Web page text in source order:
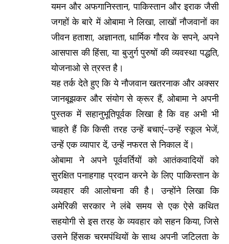
यमन और अफगानिस्तान, पाकिस्तान और इराक जैसी
जगहों के बारे में ओबामा ने लिखा, लाखों नौजवानों का
जीवन हताशा, अज्ञानता, धार्मिक गौरव के सपने, अपने
आसपास की हिंसा, या बुजुर्ग पुरुषों की व्यवस्था पद्धति,
योजनाओ से त्रस्त है।
यह तर्क देते हुए कि ये नौजवान खतरनाक और अक्सर
जानबूझकर और संयोग से क्रूर हैं, ओबामा ने अपनी
पुस्तक में सहानुभूतिपूर्वक लिखा है कि वह अभी भी
चाहते हैं कि किसी तरह उन्हें बचाएं-उन्हें स्कूल भेजें,
उन्हें एक व्यापार दें, उन्हें नफरत से निकाल दें।
ओबामा ने अपने पूर्ववर्तियों को आतंकवादियों को
सुरक्षित पनाहगाह प्रदान करने के लिए पाकिस्तान के
व्यवहार की आलोचना की है। उन्होंने लिखा कि
अमेरिकी सरकार ने लंबे समय से एक ऐसे कथित
सहयोगी से इस तरह के व्यवहार को सहन किया, जिसे
उसने हिंसक चरमपंथियों के साथ अपनी जटिलता के